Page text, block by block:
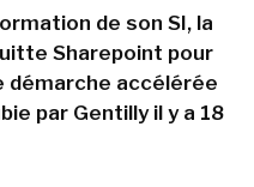
de son SI, la
Sharepoint pour
démarche accélérée
par Gentilly il y a 18